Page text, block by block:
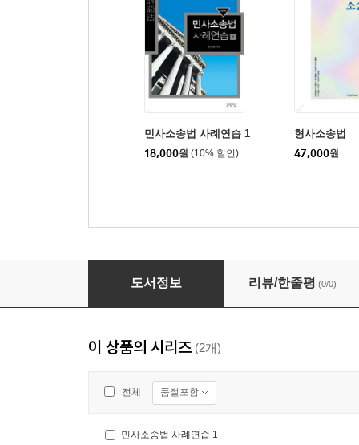
민사소송법 사례연습 1
18,000원 (10% 할인)
형사소송법
47,000원
민사소송법 사례연습 2
도서정보 리뷰/한줄평 (0/0)
이 상품의 시리즈 (2개)
전체 품절포함
민사소송법 사례연습 1